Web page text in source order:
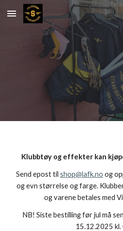
Skip to main content
Klubbtøy og effekter kan
Send epost til shop@lafk.no og
og evn størrelse og farge.
og varene betales med
NB! Siste bestilling før jul må
15.12.2025